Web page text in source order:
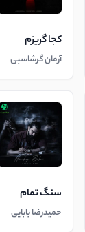
کجا گریزم
آرمان گرشاسبی
سنگ تمام
حمیدرضا بابایی